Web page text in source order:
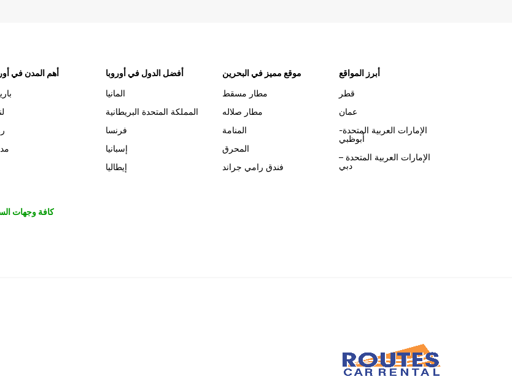
أهم المدن في
أفضل الدول في أوروبا
المانيا
المملكة المتحدة البريطانية
فرنسا
إسبانيا
إيطاليا
موقع مميز في البحرين
مطار مسقط
مطار صلاله
المنامة
المحرق
فندق رامي جراند
أبرز المواقع
قطر
عمان
الإمارات العربية المتحدة-
أبوظبي
الإمارات العربية المتحدة –
دبي
كافة وجهات